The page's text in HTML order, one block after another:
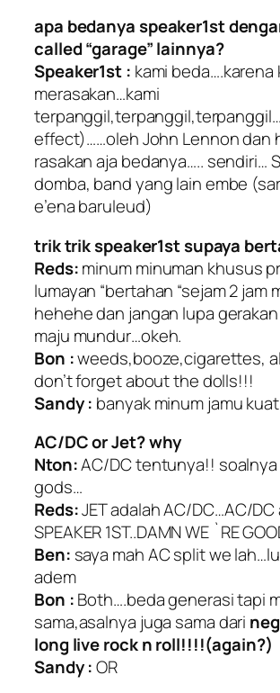
apa bedanya speaker1st
called “garage” lainnya?
Speaker1st : kami beda….karena
merasakan…kami
effect)……oleh John Lennon dan
rasakan aja bedanya….. sendiri…
domba, band yang lain embe
e’ena baruleud)
trik trik speaker1st supaya
Reds:minum minuman khusus
lumayan “bertahan “sejam 2 jam
hehehe dan jangan lupa
maju mundur…okeh.
Bon :weeds,booze,cigarettes,
don’t forget about the dolls!!!
Sandy : banyak minum jamu kuat
AC/DC or Jet? why
Nton:AC/DC tentunya!!
gods…
Reds:JET adalah AC/DC…AC/
SPEAKER 1ST..DAMN WE `RE
Ben: saya mah AC split we
adem
Bon :Both….beda generasi tapi
sama,asalnya juga sama dari
long live rock n roll!!!!(again?)
Sandy :OR